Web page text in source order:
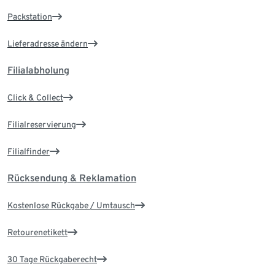
Packstation
Lieferadresse ändern
Filialabholung
Click & Collect
Filialreservierung
Filialfinder
Rücksendung & Reklamation
Kostenlose Rückgabe / Umtausch
Retourenetikett
30 Tage Rückgaberecht